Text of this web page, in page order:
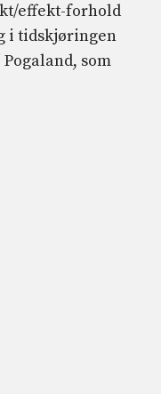
effekt-forhold
i tidskjøringen
som